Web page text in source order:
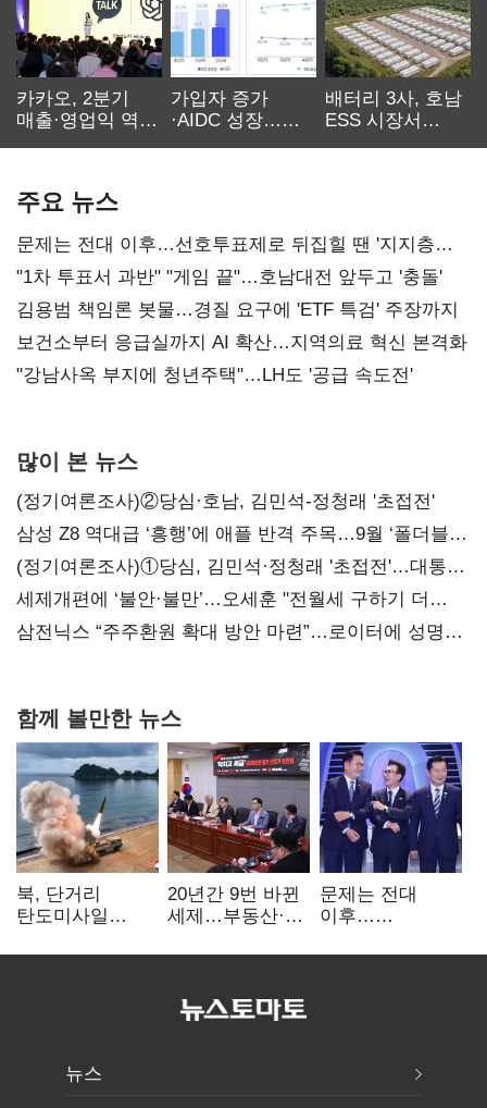
카카오, 2분기
매출·영업익 역대
가입자 증가
·AIDC 성장…
배터리 3사, 호남
ESS 시장서
주요 뉴스
문제는 전대 이후…선호투표제로 뒤집힐 땐 '지지층
불복'
"1차 투표서 과반" "게임 끝"…호남대전 앞두고 '충돌'
김용범 책임론 봇물…경질 요구에 'ETF 특검' 주장까지
보건소부터 응급실까지 AI 확산…지역의료 혁신 본격화
"강남사옥 부지에 청년주택"…LH도 '공급 속도전'
많이 본 뉴스
(정기여론조사)②당심·호남, 김민석-정청래 '초접전'
삼성 Z8 역대급 ‘흥행’에 애플 반격 주목…9월 ‘폴더블
대전’
(정기여론조사)①당심, 김민석·정청래 '초접전'…대통령
지지도 '50% 아래로'(종합)
세제개편에 ‘불안·불만’…오세훈 "전월세 구하기 더
힘들어질 것"
삼전닉스 “주주환원 확대 방안 마련”…로이터에 성명
함께 볼만한 뉴스
북, 단거리
탄도미사일
"즉각 중단 촉구"
20년간 9번 바뀐
세제…부동산·
건드렸다
문제는 전대
이후…
뒤집힐 땐
뉴스